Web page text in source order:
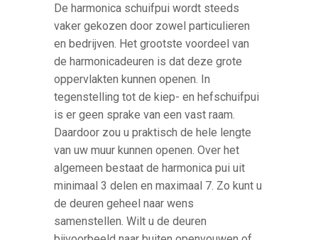
De harmonica schuifpui wordt steeds
vaker gekozen door zowel particulieren
en bedrijven. Het grootste voordeel van
de harmonicadeuren is dat deze grote
oppervlakten kunnen openen. In
tegenstelling tot de kiep- en hefschuifpui
is er geen sprake van een vast raam.
Daardoor zou u praktisch de hele lengte
van uw muur kunnen openen. Over het
algemeen bestaat de harmonica pui uit
minimaal 3 delen en maximaal 7. Zo kunt u
de deuren geheel naar wens
samenstellen. Wilt u de deuren